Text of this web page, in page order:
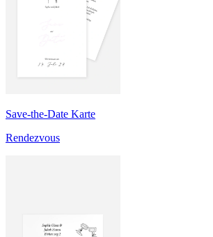
Save-the-Date Karte
Rendezvous